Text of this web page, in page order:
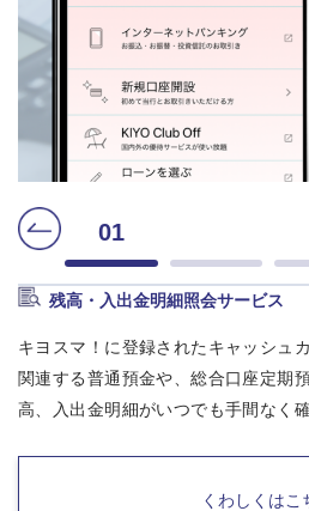
残高・入出金明細照会サービス
キヨスマ！に登録されたキャッシュ
関連する普通預金や、総合口座定期
高、入出金明細がいつでも手間なく
くわしくはこ